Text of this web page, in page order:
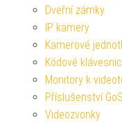
Dveřní zámky
IP kamery
Kamerové
Kódové
Monitory k
Příslušenství
Videozvonky